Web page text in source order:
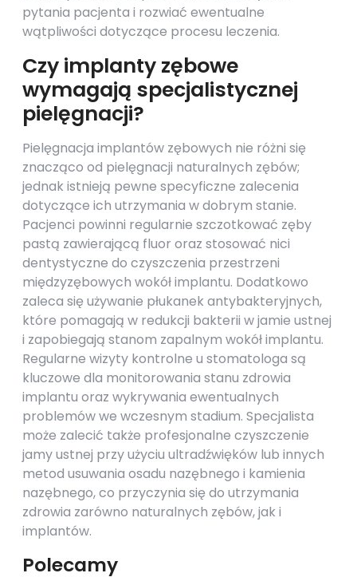
pytania pacjenta i rozwiać ewentualne
wątpliwości dotyczące procesu leczenia.
Czy implanty zębowe
wymagają specjalistycznej
pielęgnacji?
Pielęgnacja implantów zębowych nie różni się
znacząco od pielęgnacji naturalnych zębów;
jednak istnieją pewne specyficzne zalecenia
dotyczące ich utrzymania w dobrym stanie.
Pacjenci powinni regularnie szczotkować zęby
pastą zawierającą fluor oraz stosować nici
dentystyczne do czyszczenia przestrzeni
międzyzębowych wokół implantu. Dodatkowo
zaleca się używanie płukanek antybakteryjnych,
które pomagają w redukcji bakterii w jamie ustnej
i zapobiegają stanom zapalnym wokół implantu.
Regularne wizyty kontrolne u stomatologa są
kluczowe dla monitorowania stanu zdrowia
implantu oraz wykrywania ewentualnych
problemów we wczesnym stadium. Specjalista
może zalecić także profesjonalne czyszczenie
jamy ustnej przy użyciu ultradźwięków lub innych
metod usuwania osadu nazębnego i kamienia
nazębnego, co przyczynia się do utrzymania
zdrowia zarówno naturalnych zębów, jak i
implantów.
Polecamy